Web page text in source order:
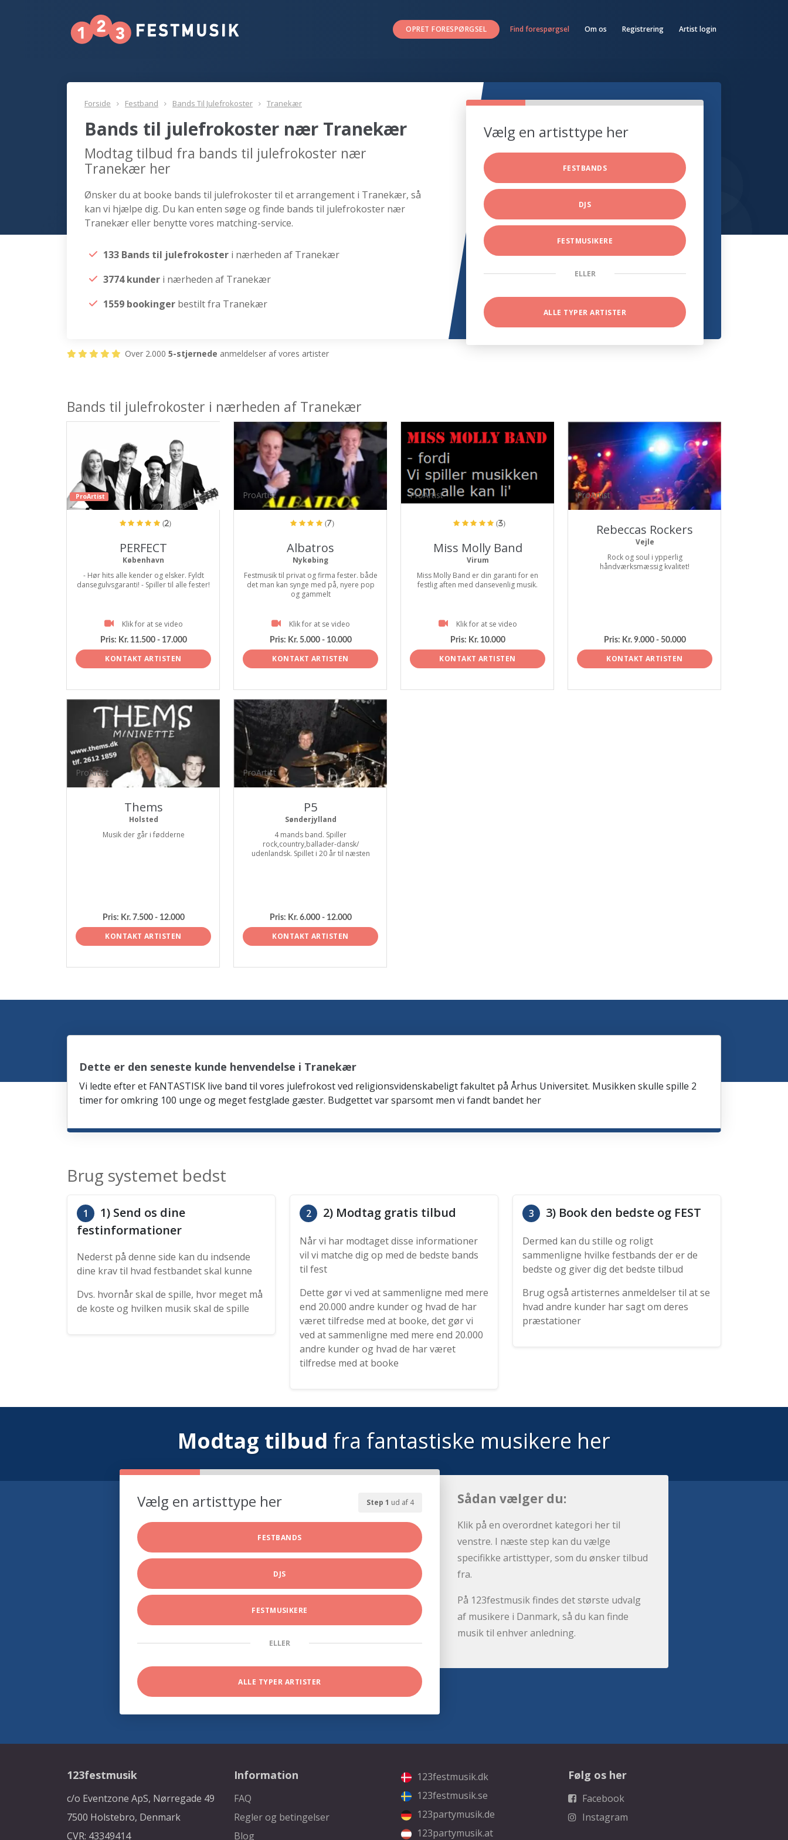
OPRET FORESPØRGSEL Find forespørgsel Om os Registrering Artist login
Forside Festband Bands Til Julefrokoster Tranekær
Bands til julefrokoster nær Tranekær
Modtag tilbud fra bands til julefrokoster nær
Tranekær her
Ønsker du at booke bands til julefrokoster til et arrangement i Tranekær, så
kan vi hjælpe dig. Du kan enten søge og finde bands til julefrokoster nær
Tranekær eller benytte vores matching-service.
133 Bands til julefrokoster i nærheden af Tranekær
3774 kunder i nærheden af Tranekær
1559 bookinger bestilt fra Tranekær
Vælg en artisttype her
FESTBANDS
DJS
FESTMUSIKERE
ELLER
ALLE TYPER ARTISTER
Over 2.000 5-stjernede anmeldelser af vores artister
Bands til julefrokoster i nærheden af Tranekær
ProArtist
(2)
PERFECT
København
- Hør hits alle kender og elsker. Fyldt
dansegulvsgaranti! - Spiller til alle fester!
Klik for at se video
Pris: Kr. 11.500 - 17.000
KONTAKT ARTISTEN
ProArtist
(7)
Albatros
Nykøbing
Festmusik til privat og firma fester. både
det man kan synge med på, nyere pop
og gammelt
Klik for at se video
Pris: Kr. 5.000 - 10.000
KONTAKT ARTISTEN
ProArtist
(3)
Miss Molly Band
Virum
Miss Molly Band er din garanti for en
festlig aften med dansevenlig musik.
Klik for at se video
Pris: Kr. 10.000
KONTAKT ARTISTEN
ProArtist
Rebeccas Rockers
Vejle
Rock og soul i ypperlig
håndværksmæssig kvalitet!
Pris: Kr. 9.000 - 50.000
KONTAKT ARTISTEN
ProArtist
Thems
Holsted
Musik der går i fødderne
Pris: Kr. 7.500 - 12.000
KONTAKT ARTISTEN
ProArtist
P5
Sønderjylland
4 mands band. Spiller
rock,country,ballader-dansk/
udenlandsk. Spillet i 20 år til næsten
Pris: Kr. 6.000 - 12.000
KONTAKT ARTISTEN
Dette er den seneste kunde henvendelse i Tranekær
Vi ledte efter et FANTASTISK live band til vores julefrokost ved religionsvidenskabeligt fakultet på Århus Universitet. Musikken skulle spille 2
timer for omkring 100 unge og meget festglade gæster. Budgettet var sparsomt men vi fandt bandet her
Brug systemet bedst
1
1) Send os dine
festinformationer
Nederst på denne side kan du indsende
dine krav til hvad festbandet skal kunne
Dvs. hvornår skal de spille, hvor meget må
de koste og hvilken musik skal de spille
2 2) Modtag gratis tilbud
Når vi har modtaget disse informationer
vil vi matche dig op med de bedste bands
til fest
Dette gør vi ved at sammenligne med mere
end 20.000 andre kunder og hvad de har
været tilfredse med at booke, det gør vi
ved at sammenligne med mere end 20.000
andre kunder og hvad de har været
tilfredse med at booke
3 3) Book den bedste og FEST
Dermed kan du stille og roligt
sammenligne hvilke festbands der er de
bedste og giver dig det bedste tilbud
Brug også artisternes anmeldelser til at se
hvad andre kunder har sagt om deres
præstationer
Modtag tilbud fra fantastiske musikere her
Step 1 ud af 4
Vælg en artisttype her
FESTBANDS
DJS
FESTMUSIKERE
ELLER
ALLE TYPER ARTISTER
Sådan vælger du:
Klik på en overordnet kategori her til
venstre. I næste step kan du vælge
specifikke artisttyper, som du ønsker tilbud
fra.
På 123festmusik findes det største udvalg
af musikere i Danmark, så du kan finde
musik til enhver anledning.
123festmusik
c/o Eventzone ApS, Nørregade 49
7500 Holstebro, Denmark
CVR: 43349414
Information
FAQ
Regler og betingelser
Blog
123festmusik.dk
123festmusik.se
123partymusik.de
123partymusik.at
Følg os her
Facebook
Instagram